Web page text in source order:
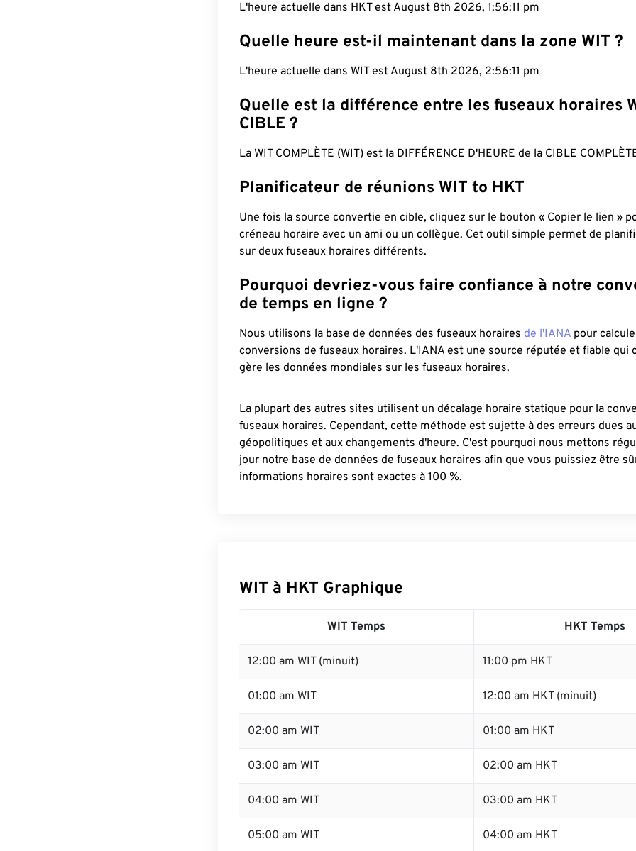
L'heure actuelle dans HKT est August 8th 2026, 1:56:12 pm
Quelle heure est-il maintenant dans la zone WIT ?
L'heure actuelle dans WIT est August 8th 2026, 2:56:12 pm
Quelle est la différence entre les fuseaux horaires
CIBLE ?
La WIT COMPLÈTE (WIT) est la DIFFÉRENCE D'HEURE de la CIBLE
Planificateur de réunions WIT to HKT
Une fois la source convertie en cible, cliquez sur le bouton « Copier le lien »
créneau horaire avec un ami ou un collègue. Cet outil simple permet de
sur deux fuseaux horaires différents.
Pourquoi devriez-vous faire confiance à notre
de temps en ligne ?
Nous utilisons la base de données des fuseaux horaires de l'IANA pour
conversions de fuseaux horaires. L'IANA est une source réputée et fiable qui
gère les données mondiales sur les fuseaux horaires.
La plupart des autres sites utilisent un décalage horaire statique pour la
fuseaux horaires. Cependant, cette méthode est sujette à des erreurs dues
géopolitiques et aux changements d'heure. C'est pourquoi nous mettons
jour notre base de données de fuseaux horaires afin que vous puissiez être
informations horaires sont exactes à 100 %.
WIT à HKT Graphique
WIT Temps HKT Temps
12:00 am WIT (minuit) 11:00 pm HKT
01:00 am WIT 12:00 am HKT (minuit)
02:00 am WIT 01:00 am HKT
03:00 am WIT 02:00 am HKT
04:00 am WIT 03:00 am HKT
05:00 am WIT 04:00 am HKT